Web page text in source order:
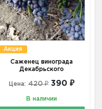
Акция
Саженец винограда
Декабрьского
Цена: 420 ₽ 390 ₽
В наличии